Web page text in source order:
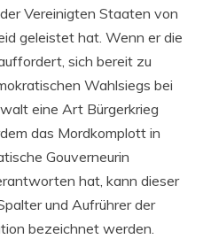
Vereinigten Staaten von
geleistet hat. Wenn er die
sich bereit zu
Wahlsiegs bei
eine Art Bürgerkrieg
das Mordkomplott in
Gouverneurin
hat, kann dieser
und Aufrührer der
bezeichnet werden.